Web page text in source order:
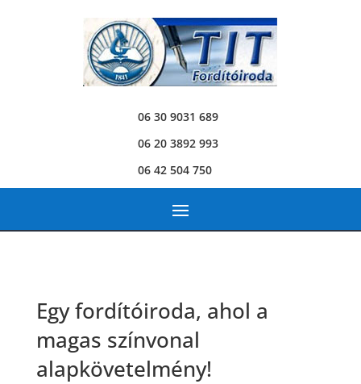
06 30 9031 689
06 20 3892 993
06 42 504 750
Egy fordítóiroda, ahol a
magas színvonal
alapkövetelmény!